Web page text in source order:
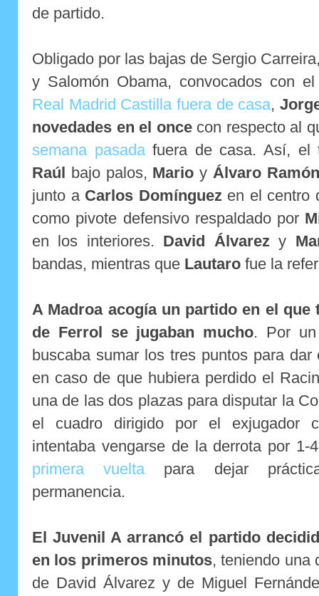
de partido.
Obligado por las bajas de Sergio
y Salomón Obama, convocados con
Real Madrid Castilla fuera de casa,
novedades en el oncecon respecto al
semana pasadafuera de casa. Así, el
Raúl
bajo palos, Mario y Álvaro Ramón
junto a Carlos Domínguezen el centro
como pivote defensivo respaldado por
en los interiores. David Álvarezy
bandas, mientras que Lautaro fue la
A Madroa acogía un partido en el que
de Ferrol se jugaban mucho. Por
buscaba sumar los tres puntos para
en caso de que hubiera perdido el
una de las dos plazas para disputar la
el cuadro dirigido por el exjugador
intentaba vengarse de la derrota por
primera vuelta para dejar
permanencia.
El Juvenil A arrancó el partido
en los primeros minutos, teniendo una
de David Álvarez y de Miguel